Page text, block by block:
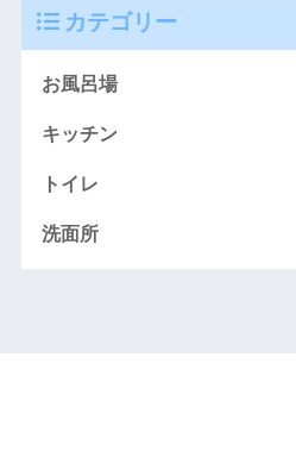
カテゴリー
お風呂場
キッチン
トイレ
洗面所